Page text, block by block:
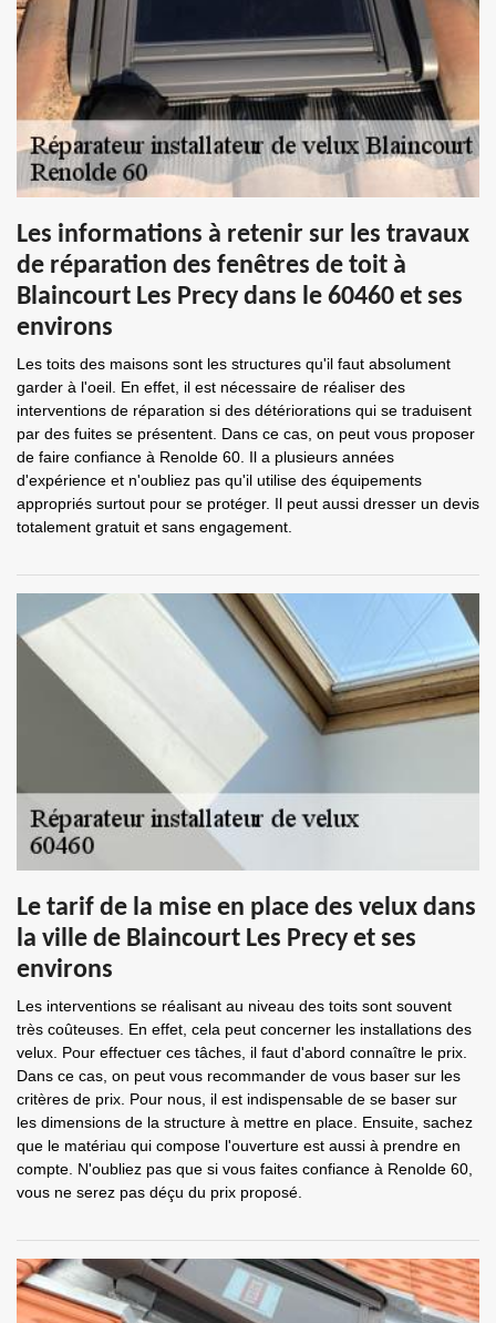
Les informations à retenir sur les travaux
de réparation des fenêtres de toit à
Blaincourt Les Precy dans le 60460 et ses
environs
Les toits des maisons sont les structures qu'il faut absolument
garder à l'oeil. En effet, il est nécessaire de réaliser des
interventions de réparation si des détériorations qui se traduisent
par des fuites se présentent. Dans ce cas, on peut vous proposer
de faire confiance à Renolde 60. Il a plusieurs années
d'expérience et n'oubliez pas qu'il utilise des équipements
appropriés surtout pour se protéger. Il peut aussi dresser un devis
totalement gratuit et sans engagement.
Le tarif de la mise en place des velux dans
la ville de Blaincourt Les Precy et ses
environs
Les interventions se réalisant au niveau des toits sont souvent
très coûteuses. En effet, cela peut concerner les installations des
velux. Pour effectuer ces tâches, il faut d'abord connaître le prix.
Dans ce cas, on peut vous recommander de vous baser sur les
critères de prix. Pour nous, il est indispensable de se baser sur
les dimensions de la structure à mettre en place. Ensuite, sachez
que le matériau qui compose l'ouverture est aussi à prendre en
compte. N'oubliez pas que si vous faites confiance à Renolde 60,
vous ne serez pas déçu du prix proposé.